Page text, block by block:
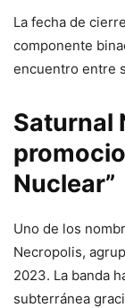
La fecha de
componente
encuentro entre
Saturnal
Nuclear”
Uno de los
Necropolis,
2023. La banda
subterránea